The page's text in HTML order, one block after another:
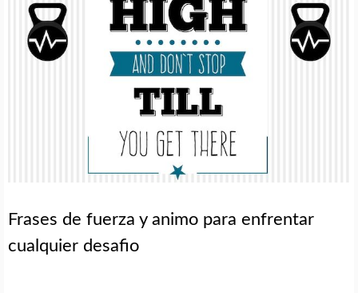
Frases de fuerza y animo para enfrentar
cualquier desafio